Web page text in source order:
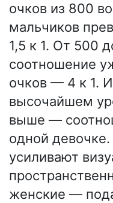
очков из 800
мальчиков
1,5 к 1. От 500
соотношение
очков — 4 к 1.
высочайшем
выше —
одной
усиливают
женские —